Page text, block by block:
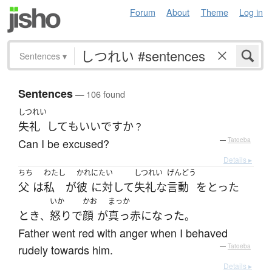
Forum About Theme Log in
Sentences ▾
Sentences— 106 found
しつれい
失礼 してもいいですか？
Can I be excused? — Tatoeba
Details ▸
ちち
父 は
わたし
私 が
かれ
彼
にたい
に対して
しつれい
失礼な
げんどう
言動 を とった
とき、
いか
怒りで
かお
顔 が
まっか
真っ赤になった。
Father went red with anger when I behaved
rudely towards him.
— Tatoeba
Details ▸